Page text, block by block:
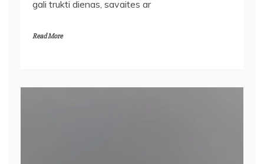
gali trukti dienas, savaites ar